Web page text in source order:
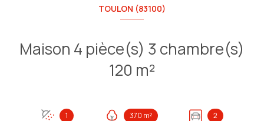
TOULON (83100)
Maison 4 pièce(s) 3 chambre(s)
120 m²
1 370 m² 2